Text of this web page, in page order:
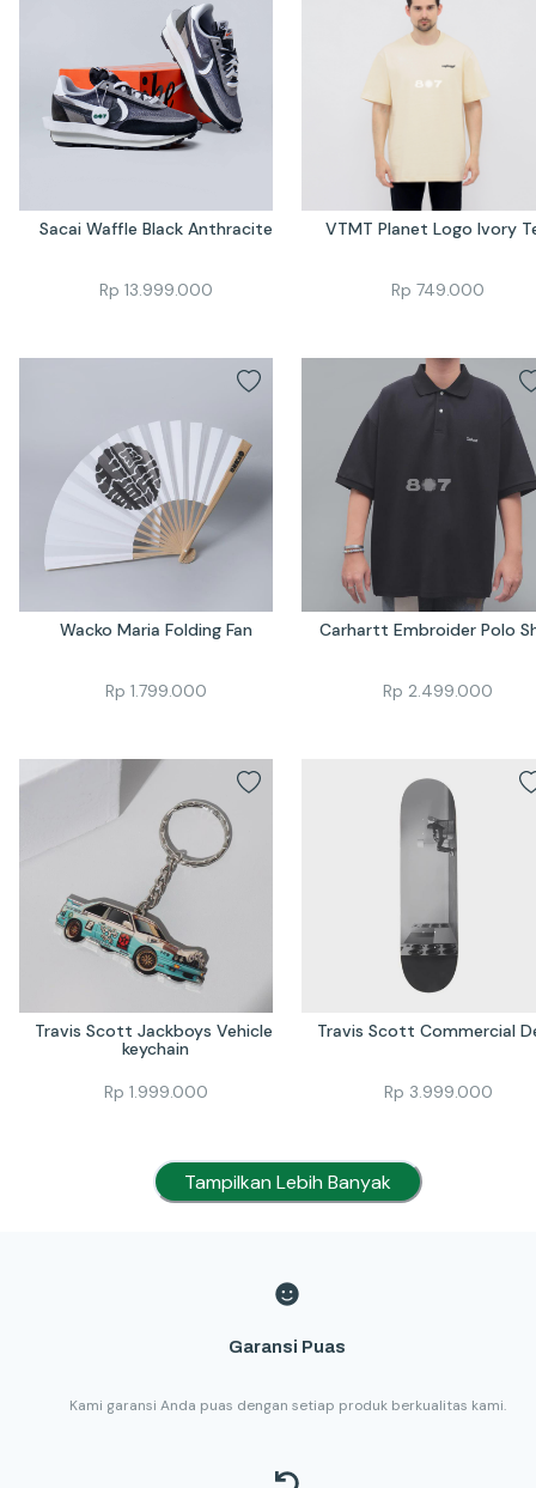
Sacai Waffle Black Anthracite
Rp 13.999.000
VTMT Planet Logo Ivory
Rp 749.000
Wacko Maria Folding Fan
Rp 1.799.000
Carhartt Embroider Polo
Rp 2.499.000
Travis Scott Jackboys Vehicle
keychain
Rp 1.999.000
Travis Scott Commercial
Rp 3.999.000
Tampilkan Lebih Banyak
Garansi Puas
Kami garansi Anda puas dengan setiap produk berkualitas kami.